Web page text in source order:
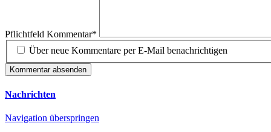
Pflichtfeld Kommentar*
Über neue Kommentare per E-Mail benachrichtigen
Kommentar absenden
Nachrichten
Navigation überspringen